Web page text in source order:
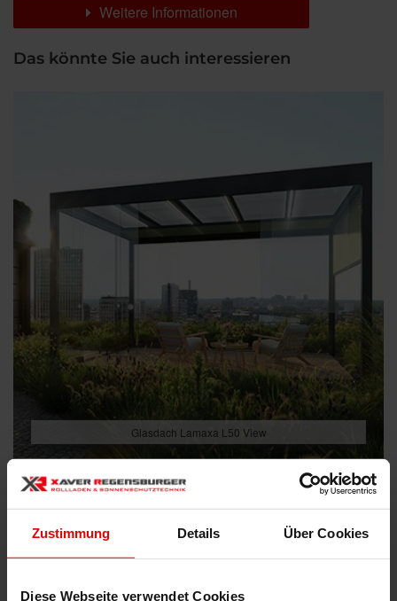
Zustimmung Details Über Cookies
Diese Webseite verwendet Cookies
Weitere Informationen
Das könnte Sie auch interessieren
Glasdach Lamaxa L50 View